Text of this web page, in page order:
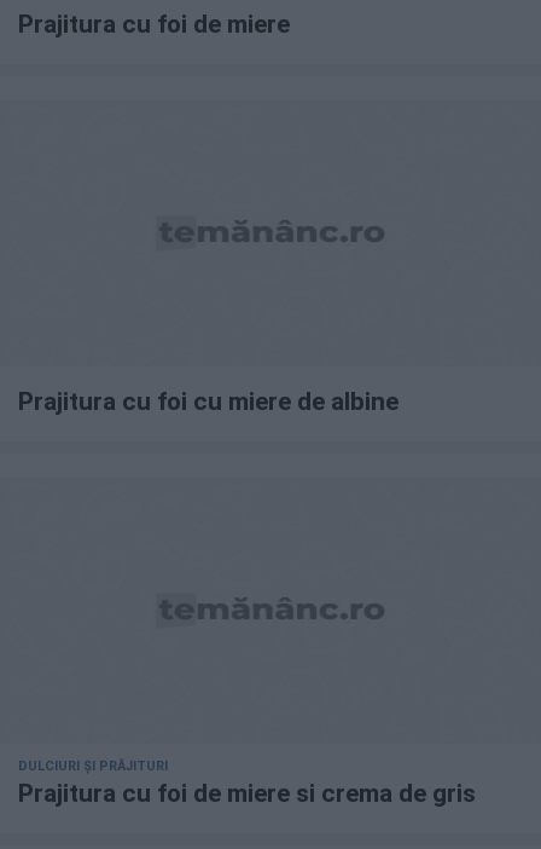
Prajitura cu foi de miere
Prajitura cu foi cu miere de albine
DULCIURI ȘI PRĂJITURI
Prajitura cu foi de miere si crema de gris